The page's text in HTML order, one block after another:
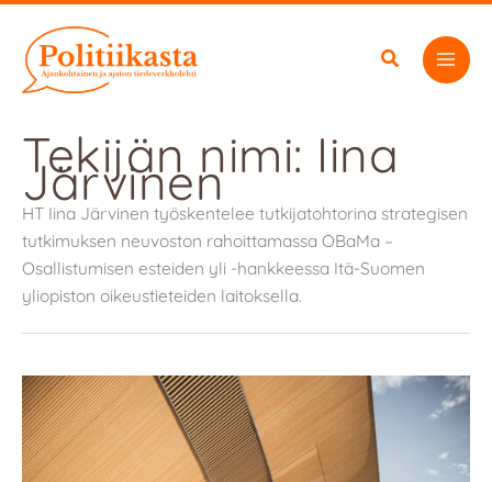
sisältöön
Tekijän nimi: Iina
Järvinen
HT Iina Järvinen työskentelee tutkijatohtorina strategisen
tutkimuksen neuvoston rahoittamassa OBaMa –
Osallistumisen esteiden yli -hankkeessa Itä-Suomen
yliopiston oikeustieteiden laitoksella.